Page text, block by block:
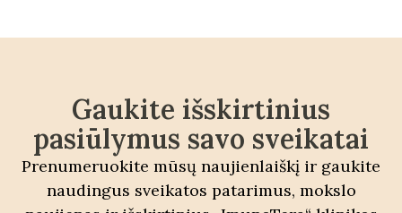
Gaukite išskirtinius
pasiūlymus savo sveikatai
Prenumeruokite mūsų naujienlaiškį ir gaukite
naudingus sveikatos patarimus, mokslo